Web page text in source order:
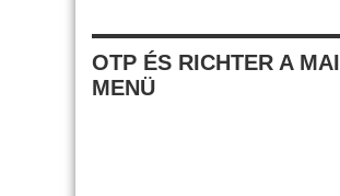
OTP ÉS RICHTER A MAI
MENÜ